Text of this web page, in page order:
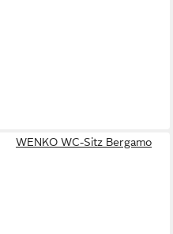
WENKO WC-Sitz Bergamo